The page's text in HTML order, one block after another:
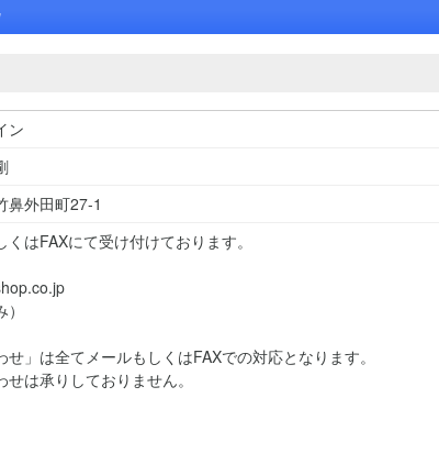
ン
鼻外田町27-1
はFAXにて受け付けております。
」は全てメールもしくはFAXでの対応となります。
は承りしておりません。